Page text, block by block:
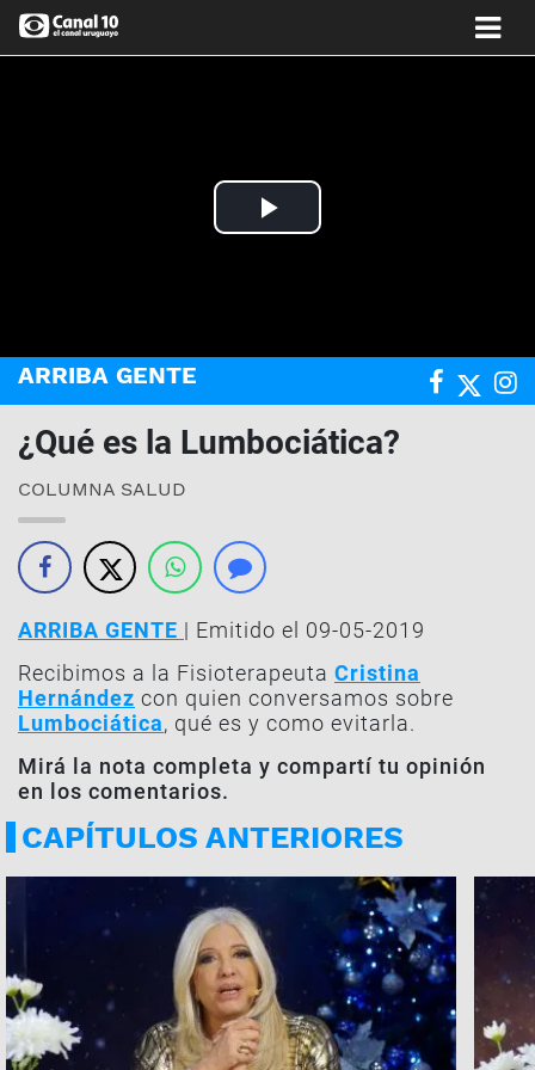
Play
ARRIBA GENTE
¿Qué es la Lumbociática?
COLUMNA SALUD
ARRIBA GENTE | Emitido el 09-05-2019
Recibimos a la Fisioterapeuta Cristina
Hernández con quien conversamos sobre
Lumbociática, qué es y como evitarla.
Mirá la nota completa y compartí tu opinión
en los comentarios.
CAPÍTULOS ANTERIORES